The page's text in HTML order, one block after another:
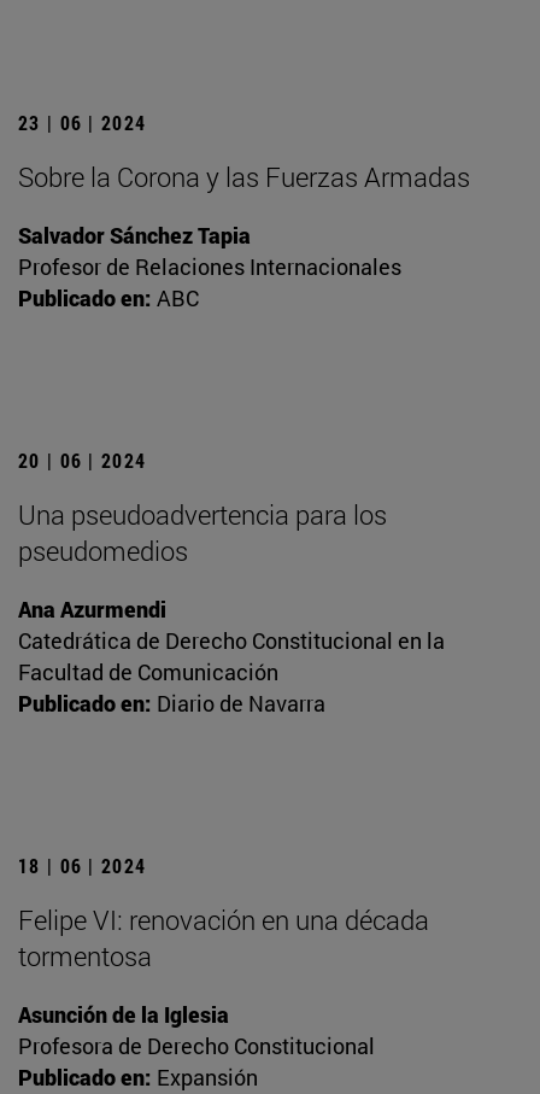
23 | 06 | 2024
Sobre la Corona y las Fuerzas Armadas
Salvador Sánchez Tapia
Profesor de Relaciones Internacionales
Publicado en: ABC
20 | 06 | 2024
Una pseudoadvertencia para los
pseudomedios
Ana Azurmendi
Catedrática de Derecho Constitucional en la
Facultad de Comunicación
Publicado en: Diario de Navarra
18 | 06 | 2024
Felipe VI: renovación en una década
tormentosa
Asunción de la Iglesia
Profesora de Derecho Constitucional
Publicado en: Expansión